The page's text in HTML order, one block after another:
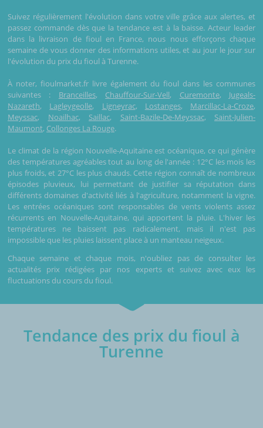
Suivez régulièrement l'évolution dans votre ville grâce aux alertes, et
passez commande dès que la tendance est à la baisse. Acteur leader
dans la livraison de fioul en France, nous nous efforçons chaque
semaine de vous donner des informations utiles, et au jour le jour sur
l'évolution du prix du fioul à Turenne.
À noter, fioulmarket.fr livre également du fioul dans les communes
suivantes : Branceilles, Chauffour-Sur-Vell, Curemonte, Jugeals-
Nazareth, Lagleygeolle, Ligneyrac, Lostanges, Marcillac-La-Croze,
Meyssac, Noailhac, Saillac, Saint-Bazile-De-Meyssac, Saint-Julien-
Maumont, Collonges La Rouge.
Le climat de la région Nouvelle-Aquitaine est océanique, ce qui génère
des températures agréables tout au long de l'année : 12°C les mois les
plus froids, et 27°C les plus chauds. Cette région connaît de nombreux
épisodes pluvieux, lui permettant de justifier sa réputation dans
différents domaines d'activité liés à l'agriculture, notamment la vigne.
Les entrées océaniques sont responsables de vents violents assez
récurrents en Nouvelle-Aquitaine, qui apportent la pluie. L'hiver les
températures ne baissent pas radicalement, mais il n'est pas
impossible que les pluies laissent place à un manteau neigeux.
Chaque semaine et chaque mois, n'oubliez pas de consulter les
actualités prix rédigées par nos experts et suivez avec eux les
fluctuations du cours du fioul.
Tendance des prix du fioul à
Turenne